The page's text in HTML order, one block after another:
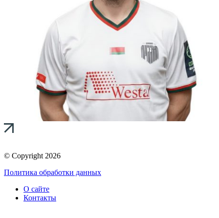
© Copyright 2026
Политика обработки данных
О сайте
Контакты